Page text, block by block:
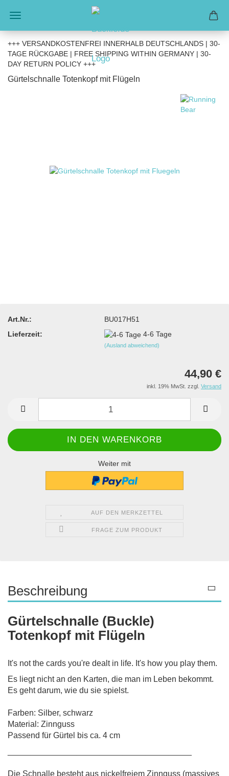
+++ VERSANDKOSTENFREI INNERHALB DEUTSCHLANDS | 30-
TAGE RÜCKGABE | FREE SHIPPING WITHIN GERMANY | 30-
DAY RETURN POLICY +++
Gürtelschnalle Totenkopf mit Flügeln
Art.Nr.:
BU017H51
Lieferzeit:
4-6 Tage
(Ausland abweichend)
44,90 €
inkl. 19% MwSt. zzgl. Versand
Weiter mit
AUF DEN MERKZETTEL
FRAGE ZUM PRODUKT
Beschreibung
Gürtelschnalle (Buckle)
Totenkopf mit Flügeln
It's not the cards you're dealt in life. It's how you play them.
Es liegt nicht an den Karten, die man im Leben bekommt.
Es geht darum, wie du sie spielst.
Farben: Silber, schwarz
Material: Zinnguss
Passend für Gürtel bis ca. 4 cm
Die Schnalle besteht aus nickelfreiem Zinnguss (massives